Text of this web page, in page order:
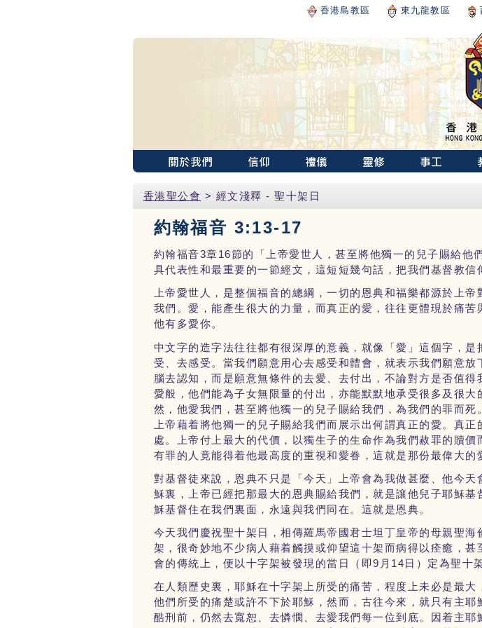
香港島教區 東九龍教區
香港聖公會 > 經文淺釋 - 聖十架日
約翰福音 3:13-17
約翰福音3章16節的「上帝愛世人，甚至將他獨一的兒子賜給他
具代表性和最重要的一節經文，這短短幾句話，把我們基督教信
上帝愛世人，是整個福音的總綱，一切的恩典和福樂都源於上
我們。愛，能產生很大的力量，而真正的愛，往往更體現於痛
他有多愛你。
中文字的造字法往往都有很深厚的意義，就像「愛」這個字，
受、去感受。當我們願意用心去感受和體會，就表示我們願意
腦去認知，而是願意無條件的去愛、去付出，不論對方是否值
愛般，他們能為子女無限量的付出，亦能默默地承受很多及很
然，他愛我們，甚至將他獨一的兒子賜給我們，為我們的罪而
上帝藉着將他獨一的兒子賜給我們而展示出何謂真正的愛。真
處。上帝付上最大的代價，以獨生子的生命作為我們赦罪的贖
有罪的人竟能得着他最高度的重視和愛眷，這就是那份最偉大的
對基督徒來說，恩典不只是「今天」上帝會為我做甚麼、他今
穌裏，上帝已經把那最大的恩典賜給我們，就是讓他兒子耶穌
穌基督住在我們裏面，永遠與我們同在。這就是恩典。
今天我們慶祝聖十架日，相傳羅馬帝國君士坦丁皇帝的母親聖海
架，很奇妙地不少病人藉着觸摸或仰望這十架而病得以痊癒，
會的傳統上，便以十字架被發現的當日（即9 月 14 日）定為聖十
在人類歷史裏，耶穌在十字架上所受的痛苦，程度上未必是最
他們所受的痛楚或許不下於耶穌，然而，古往今來，就只有主
酷刑前，仍然去寬恕、去憐憫、去愛我們每一位到底。因着主